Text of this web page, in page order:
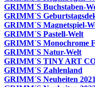
GRIMM´S Buchstaben-
GRIMM´S
GRIMM´S Magnetspiel-
GRIMM´S Pastell-Welt
GRIMM´S Monochrome
GRIMM´S Natur-Welt
GRIMM´S TINY ART
GRIMM´S Zahlenland
GRIMM´S Neuheiten 2021